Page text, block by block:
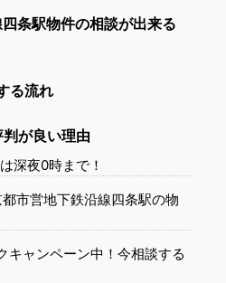
条駅物件の相談が出来る
る流れ
が良い理由
深夜0時まで！
市営地下鉄沿線四条駅の物
キャンペーン中！今相談する